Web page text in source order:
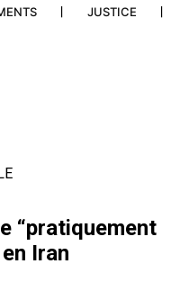
JUSTICE
“pratiquement
Iran